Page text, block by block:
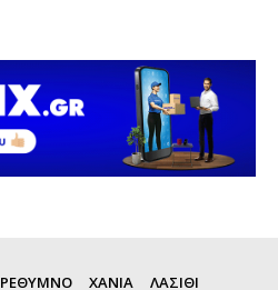
ΡΕΘΥΜΝΟ ΧΑΝΙΑ
ΛΑΣΙΘΙ